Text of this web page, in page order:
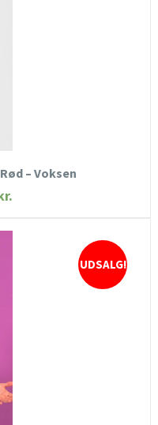
– Voksen
UDSALG!